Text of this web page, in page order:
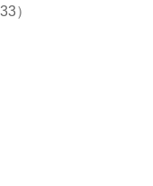
）